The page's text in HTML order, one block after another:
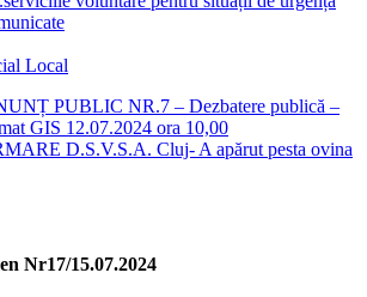
Local
PUBLIC NR.7 – Dezbatere publică –
GIS 12.07.2024 ora 10,00
D.S.V.S.A. Cluj- A apărut pesta ovina
Nr17/15.07.2024